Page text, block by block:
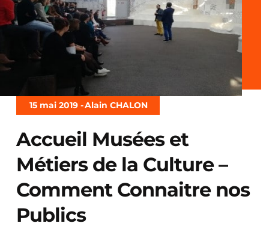
15 mai 2019 -Alain CHALON
Accueil Musées et
Métiers de la Culture –
Comment Connaitre nos
Publics